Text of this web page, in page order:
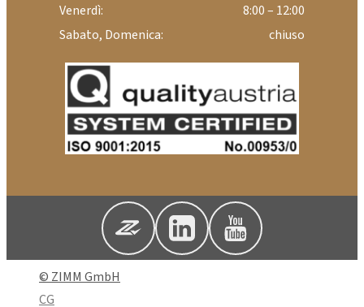
Venerdì:
8:00 – 12:00
Sabato, Domenica:
chiuso
© ZIMM GmbH
CG